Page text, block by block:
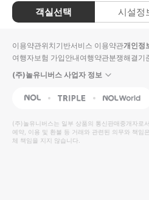
객실선택 시설정
이용약관위치기반서비스 이용약관개인정
여행자보험 가입안내여행약관분쟁해결기
(주)놀유니버스 사업자 정보
NOL Triple Interpark
(주)놀유니버스는 일부 상품의 통신판매중개자로
예약, 이용 및 환불 등 거래와 관련된 의무와 책임
체 책임을 지지 않습니다.